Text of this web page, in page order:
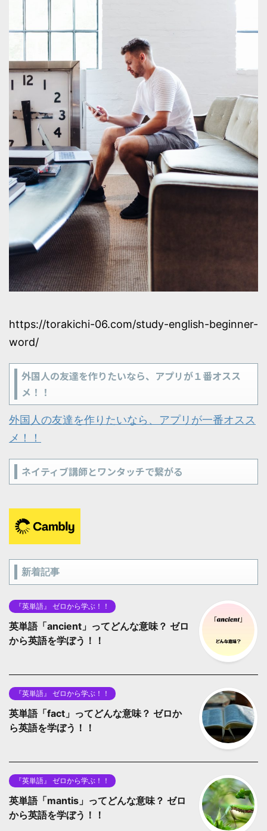
https://torakichi-06.com/study-english-beginner-
word/
外国人の友達を作りたいなら、アプリが１番オスス
メ！！
外国人の友達を作りたいなら、アプリが一番オスス
メ！！
ネイティブ講師とワンタッチで繋がる
新着記事
『英単語』 ゼロから学ぶ！！
英単語「ancient」ってどんな意味？ ゼロ
から英語を学ぼう！！
『英単語』 ゼロから学ぶ！！
英単語「fact」ってどんな意味？ ゼロか
ら英語を学ぼう！！
『英単語』 ゼロから学ぶ！！
英単語「mantis」ってどんな意味？ ゼロ
から英語を学ぼう！！